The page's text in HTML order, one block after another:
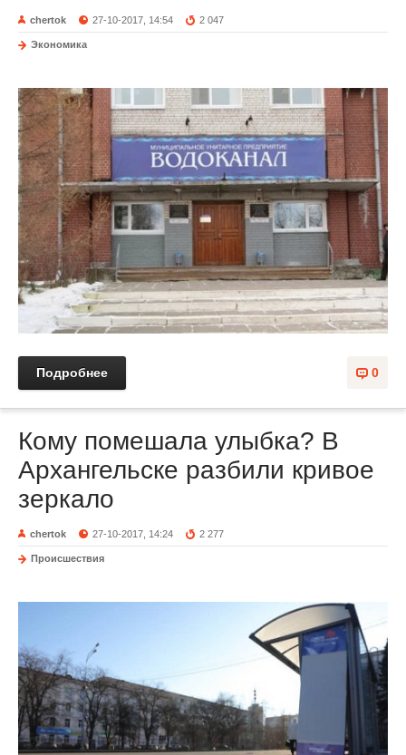
chertok 27-10-2017, 14:54 2 047
Экономика
0
Подробнее
Кому помешала улыбка? В
Архангельске разбили кривое
зеркало
chertok 27-10-2017, 14:24 2 277
Происшествия